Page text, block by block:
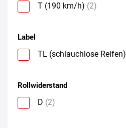
T (190 km/h) (2)
Label
TL (schlauchlose Reifen)
Rollwiderstand
D (2)